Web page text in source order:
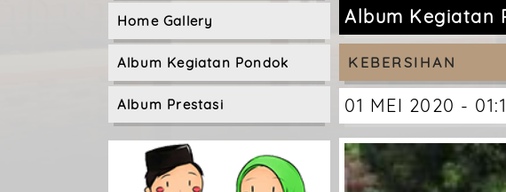
Home Gallery
Album Kegiatan Pondok
Album Prestasi
Album Kegiatan
KEBERSIHAN
01 MEI 2020 -